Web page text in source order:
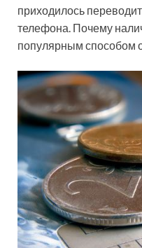
приходилось
телефона. Почему
популярным способом